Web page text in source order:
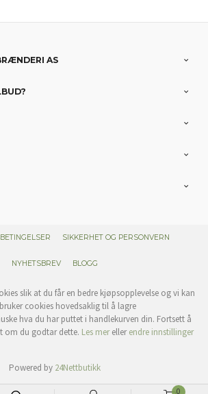
0
AS
SIKKERHET OG PERSONVERN
NYHETSBREV BLOGG
slik at du får en bedre kjøpsopplevelse og vi kan
cookies hovedsaklig til å lagre
hva du har puttet i handlekurven din. Fortsett å
om du godtar dette. Les merellerendre innstillinger
Powered by 24Nettbutikk